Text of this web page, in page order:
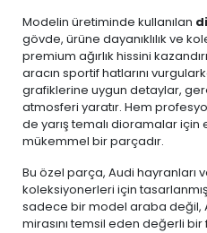
Modelin üretiminde kullanılan
gövde, ürüne dayanıklılık ve
premium ağırlık hissini
aracın sportif hatlarını
grafiklerine uygun detaylar,
atmosferi yaratır. Hem
de yarış temalı dioramalar için
mükemmel bir parçadır.
Bu özel parça, Audi hayranları
koleksiyonerleri için
sadece bir model araba değil,
mirasını temsil eden değerli